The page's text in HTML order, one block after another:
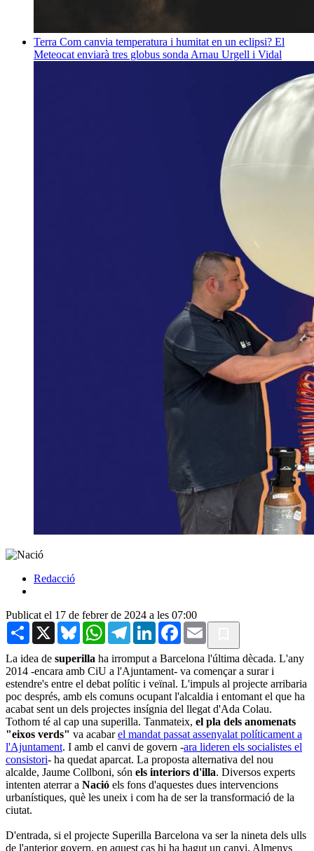
Terra Com canvia temperatura i humitat en un eclipsi? El
Meteocat enviarà tres globus sonda Arnau Urgell i Vidal
Redacció
Publicat el 17 de febrer de 2024 a les 07:00
Share X BlueskyWhatsAppTelegramLinkedInFacebook
Email
La idea de superilla ha irromput a Barcelona l'última dècada. L'any
2014 -encara amb CiU a l'Ajuntament- va començar a surar i
estendre's entre el debat polític i veïnal. L'impuls al projecte arribaria
poc després, amb els comuns ocupant l'alcaldia i entomant el que ha
acabat sent un dels projectes insígnia del llegat d'Ada Colau.
Tothom té al cap una superilla. Tanmateix, el pla dels anomenats
"eixos verds" va acabarel mandat passat assenyalat políticament a
l'Ajuntament. I amb el canvi de govern -ara lideren els socialistes el
consistori- ha quedat aparcat. La proposta alternativa del nou
alcalde, Jaume Collboni, són els interiors d'illa. Diversos experts
intenten aterrar a Nació els fons d'aquestes dues intervencions
urbanístiques, què les uneix i com ha de ser la transformació de la
ciutat.
D'entrada, si el projecte Superilla Barcelona va ser la nineta dels ulls
de l'anterior govern, en aquest cas hi ha hagut un canvi. Almenys